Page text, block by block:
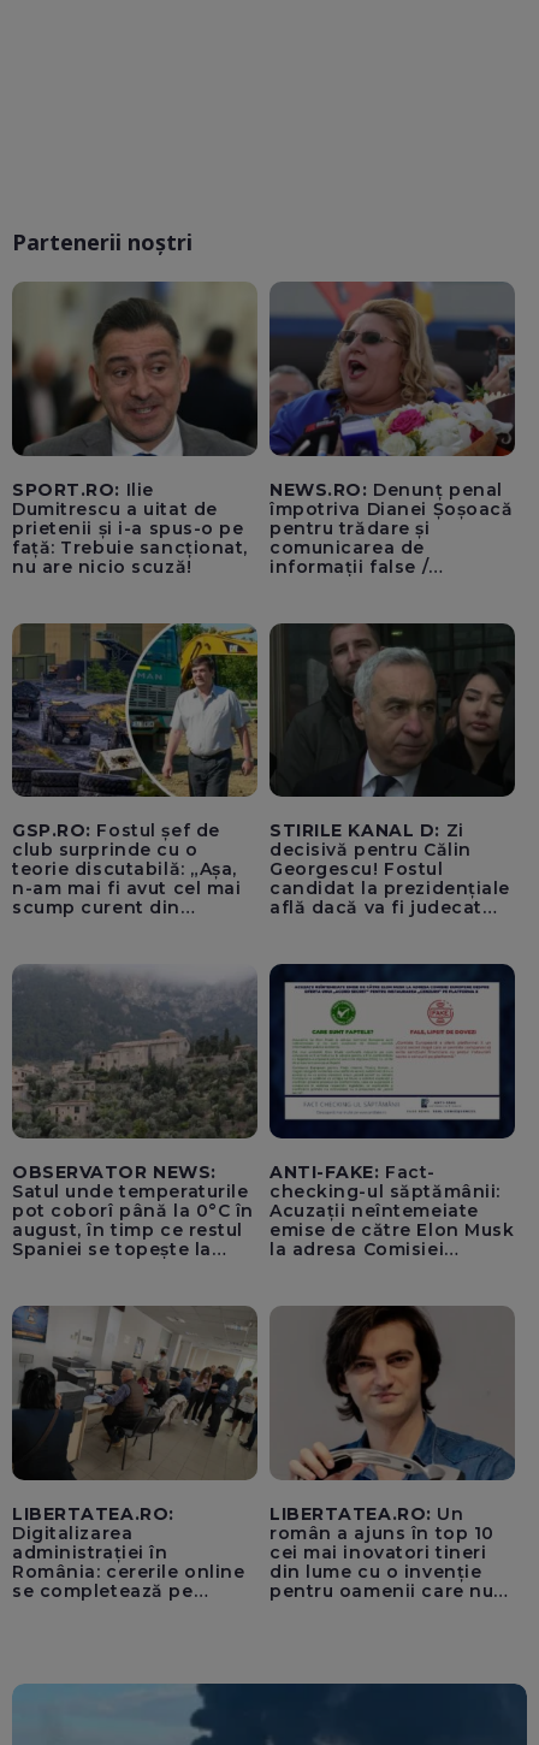
Partenerii noștri
SPORT.RO: Ilie
Dumitrescu a uitat de
prietenii și i-a spus-o pe
față: Trebuie sancționat,
nu are nicio scuză!
NEWS.RO: Denunț penal
împotriva Dianei Șoșoacă
pentru trădare și
comunicarea de
informații false /
Înalta Curte de Casație și
Justiție de Adrian
Băzăvan și Asociația
„Lupii Tricolori”
GSP.RO: Fostul șef de
club surprinde cu o
teorie discutabilă: „Așa,
n-am mai fi avut cel mai
scump curent din
STIRILE KANAL D: Zi
decisivă pentru Călin
Georgescu! Fostul
candidat la prezidențiale
află dacă va fi judecat
OBSERVATOR NEWS:
Satul unde temperaturile
pot coborî până la 0°C în
august, în timp ce restul
Spaniei se topește la
ANTI-FAKE: Fact-
checking-ul săptămânii:
Acuzații neîntemeiate
emise de către Elon Musk
la adresa Comisiei
pentru instaurarea
„cenzurii” pe platforma X
LIBERTATEA.RO:
Digitalizarea
administrației în
România: cererile online
se completează pe
LIBERTATEA.RO: Un
român a ajuns în top 10
cei mai inovatori tineri
din lume cu o invenție
pentru oamenii care nu